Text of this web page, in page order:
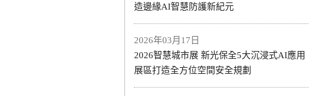
造邊緣AI智慧防護新紀元
2026年03月17日
2026智慧城市展 新光保全5大沉浸式AI應用
展區打造全方位空間安全規劃